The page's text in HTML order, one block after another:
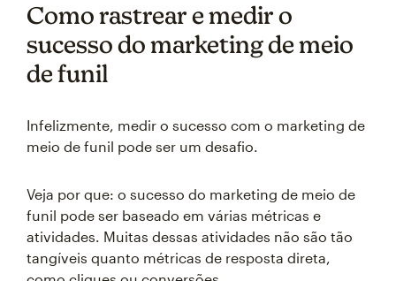
Como rastrear e medir o
sucesso do marketing de meio
de funil
Infelizmente, medir o sucesso com o marketing de
meio de funil pode ser um desafio.
Veja por que: o sucesso do marketing de meio de
funil pode ser baseado em várias métricas e
atividades. Muitas dessas atividades não são tão
tangíveis quanto métricas de resposta direta,